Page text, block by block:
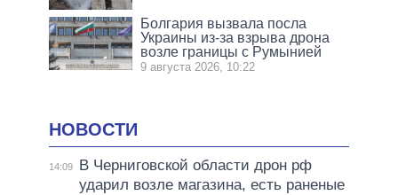
Болгария вызвала посла
Украины из-за взрыва дрона
возле границы с Румынией
9 августа 2026, 10:22
НОВОСТИ
14:09
В Черниговской области дрон рф
ударил возле магазина, есть раненые